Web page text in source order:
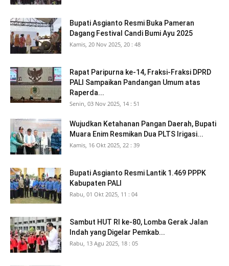
Bupati Asgianto Resmi Buka Pameran
Dagang Festival Candi Bumi Ayu 2025
Kamis, 20 Nov 2025, 20 : 48
Rapat Paripurna ke-14, Fraksi-Fraksi DPRD
PALI Sampaikan Pandangan Umum atas
Raperda...
Senin, 03 Nov 2025, 14 : 51
Wujudkan Ketahanan Pangan Daerah, Bupati
Muara Enim Resmikan Dua PLTS Irigasi...
Kamis, 16 Okt 2025, 22 : 39
Bupati Asgianto Resmi Lantik 1.469 PPPK
Kabupaten PALI
Rabu, 01 Okt 2025, 11 : 04
Sambut HUT RI ke-80, Lomba Gerak Jalan
Indah yang Digelar Pemkab...
Rabu, 13 Agu 2025, 18 : 05